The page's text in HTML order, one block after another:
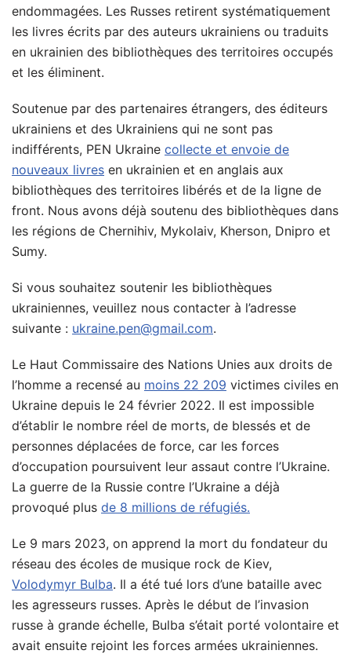
endommagées. Les Russes retirent systématiquement
les livres écrits par des auteurs ukrainiens ou traduits
en ukrainien des bibliothèques des territoires occupés
et les éliminent.
Soutenue par des partenaires étrangers, des éditeurs
ukrainiens et des Ukrainiens qui ne sont pas
indifférents, PEN Ukraine collecte et envoie de
nouveaux livres en ukrainien et en anglais aux
bibliothèques des territoires libérés et de la ligne de
front. Nous avons déjà soutenu des bibliothèques dans
les régions de Chernihiv, Mykolaiv, Kherson, Dnipro et
Sumy.
Si vous souhaitez soutenir les bibliothèques
ukrainiennes, veuillez nous contacter à l’adresse
suivante : ukraine.pen@gmail.com.
Le Haut Commissaire des Nations Unies aux droits de
l’homme a recensé au moins 22 209 victimes civiles en
Ukraine depuis le 24 février 2022. Il est impossible
d’établir le nombre réel de morts, de blessés et de
personnes déplacées de force, car les forces
d’occupation poursuivent leur assaut contre l’Ukraine.
La guerre de la Russie contre l’Ukraine a déjà
provoqué plus de 8 millions de réfugiés.
Le 9 mars 2023, on apprend la mort du fondateur du
réseau des écoles de musique rock de Kiev,
Volodymyr Bulba. Il a été tué lors d’une bataille avec
les agresseurs russes. Après le début de l’invasion
russe à grande échelle, Bulba s’était porté volontaire et
avait ensuite rejoint les forces armées ukrainiennes.